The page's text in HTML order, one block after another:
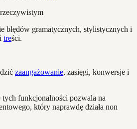
błędów gramatycznych, stylistycznych i
treści.
zaangażowanie, zasięgi, konwersje i
funkcjonalności pozwala na
który naprawdę działa non